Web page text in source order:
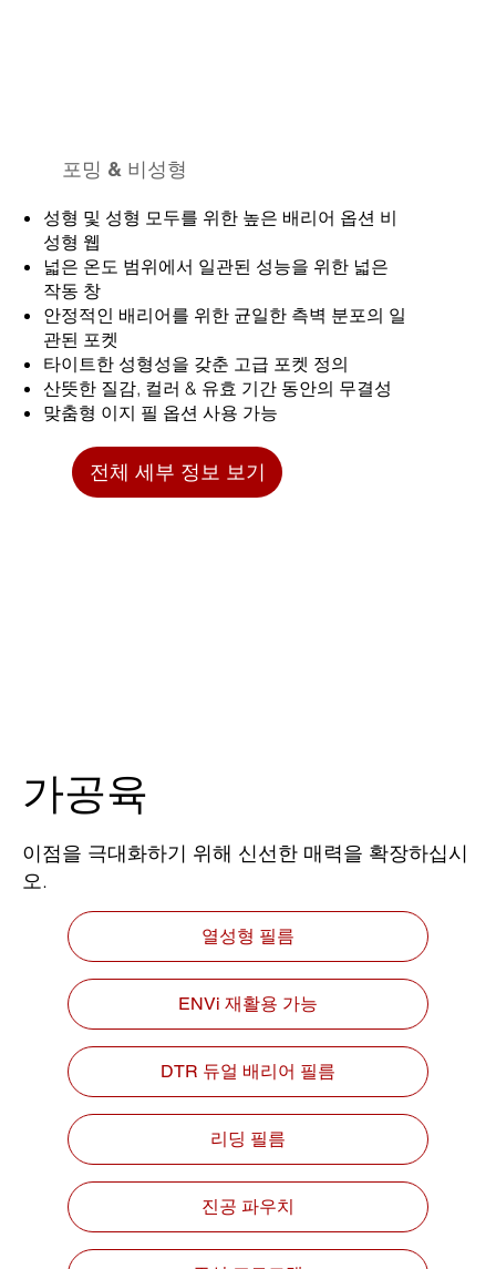
전체 세부 정보 보기
​포밍 & 비성형
성형 및 성형 모두를 위한 높은 배리어 옵션 비
성형 웹​
넓은 온도 범위에서 일관된 성능을 위한 넓은
작동 창
안정적인 배리어를 위한 균일한 측벽 분포의 일
관된 포켓​
타이트한 성형성을 갖춘 고급 포켓 정의
산뜻한 질감, 컬러 & 유효 기간 동안의 무결성
맞춤형 이지 필 옵션 사용 가능
가공육
이점을 극대화하기 위해 신선한 매력을 확장하십시
오.
열성형 필름
DTR 듀얼 배리어 필름
진공 파우치
ENVi 재활용 가능
리딩 필름